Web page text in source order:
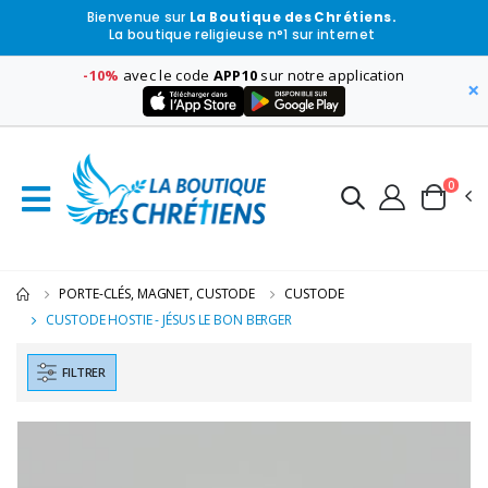
Bienvenue sur La Boutique des Chrétiens.
La boutique religieuse n°1 sur internet
-10% avec le code APP10 sur notre application
×
0
PORTE-CLÉS, MAGNET, CUSTODE
CUSTODE
CUSTODE HOSTIE - JÉSUS LE BON BERGER
FILTRER